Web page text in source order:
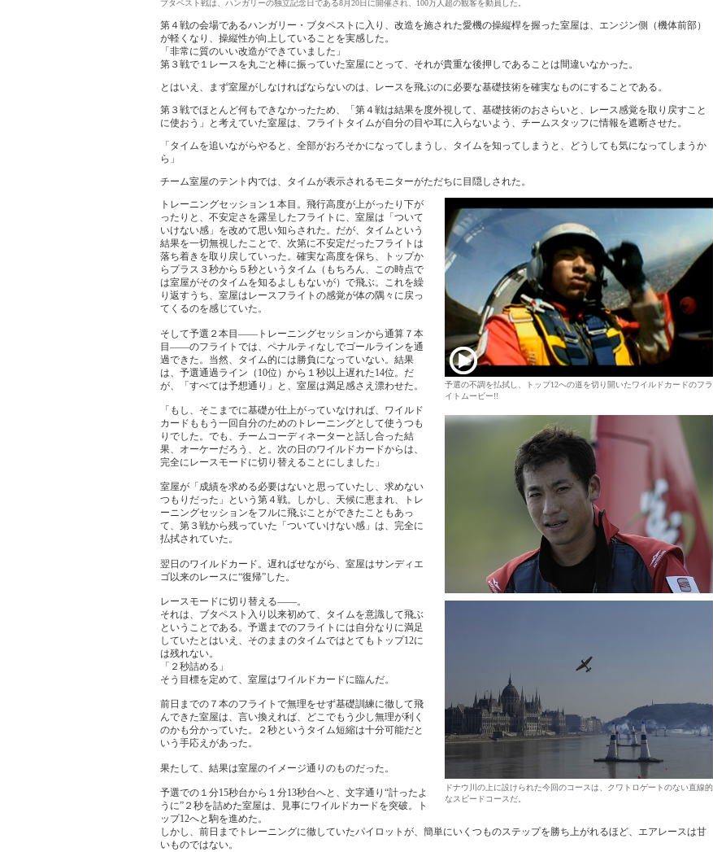
ブタペスト戦は、ハンガリーの独立記念日である8月20日に開催され、100万人超の観客を動員した。
第４戦の会場であるハンガリー・ブタペストに入り、改造を施された愛機の操縦桿を握った室屋は、エンジン側（機体前部）
が軽くなり、操縦性が向上していることを実感した。
「非常に質のいい改造ができていました」
第３戦で１レースを丸ごと棒に振っていた室屋にとって、それが貴重な後押しであることは間違いなかった。
とはいえ、まず室屋がしなければならないのは、レースを飛ぶのに必要な基礎技術を確実なものにすることである。
第３戦でほとんど何もできなかったため、「第４戦は結果を度外視して、基礎技術のおさらいと、レース感覚を取り戻すこと
に使おう」と考えていた室屋は、フライトタイムが自分の目や耳に入らないよう、チームスタッフに情報を遮断させた。
「タイムを追いながらやると、全部がおろそかになってしまうし、タイムを知ってしまうと、どうしても気になってしまうか
ら」
チーム室屋のテント内では、タイムが表示されるモニターがただちに目隠しされた。
予選の不調を払拭し、トップ12への道を切り開いたワイルドカードのフラ
イトムービー!!
ドナウ川の上に設けられた今回のコースは、クワトロゲートのない直線的
なスピードコースだ。
トレーニングセッション１本目。飛行高度が上がったり下が
ったりと、不安定さを露呈したフライトに、室屋は「ついて
いけない感」を改めて思い知らされた。だが、タイムという
結果を一切無視したことで、次第に不安定だったフライトは
落ち着きを取り戻していった。確実な高度を保ち、トップか
らプラス３秒から５秒というタイム（もちろん、この時点で
は室屋がそのタイムを知るよしもないが）で飛ぶ。これを繰
り返すうち、室屋はレースフライトの感覚が体の隅々に戻っ
てくるのを感じていた。
そして予選２本目――トレーニングセッションから通算７本
目――のフライトでは、ペナルティなしでゴールラインを通
過できた。当然、タイム的には勝負になっていない。結果
は、予選通過ライン（10位）から１秒以上遅れた14位。だ
が、「すべては予想通り」と、室屋は満足感さえ漂わせた。
「もし、そこまでに基礎が仕上がっていなければ、ワイルド
カードももう一回自分のためのトレーニングとして使うつも
りでした。でも、チームコーディネーターと話し合った結
果、オーケーだろう、と。次の日のワイルドカードからは、
完全にレースモードに切り替えることにしました」
室屋が「成績を求める必要はないと思っていたし、求めない
つもりだった」という第４戦。しかし、天候に恵まれ、トレ
ーニングセッションをフルに飛ぶことができたこともあっ
て、第３戦から残っていた「ついていけない感」は、完全に
払拭されていた。
翌日のワイルドカード。遅ればせながら、室屋はサンディエ
ゴ以来のレースに“復帰”した。
レースモードに切り替える――。
それは、ブタペスト入り以来初めて、タイムを意識して飛ぶ
ということである。予選までのフライトには自分なりに満足
していたとはいえ、そのままのタイムではとてもトップ12に
は残れない。
「２秒詰める」
そう目標を定めて、室屋はワイルドカードに臨んだ。
前日までの７本のフライトで無理をせず基礎訓練に徹して飛
んできた室屋は、言い換えれば、どこでもう少し無理が利く
のかも分かっていた。２秒というタイム短縮は十分可能だと
いう手応えがあった。
果たして、結果は室屋のイメージ通りのものだった。
予選での１分15秒台から１分13秒台へと、文字通り“計ったよ
うに”２秒を詰めた室屋は、見事にワイルドカードを突破。ト
ップ12へと駒を進めた。
しかし、前日までトレーニングに徹していたパイロットが、簡単にいくつものステップを勝ち上がれるほど、エアレースは甘
いものではない。